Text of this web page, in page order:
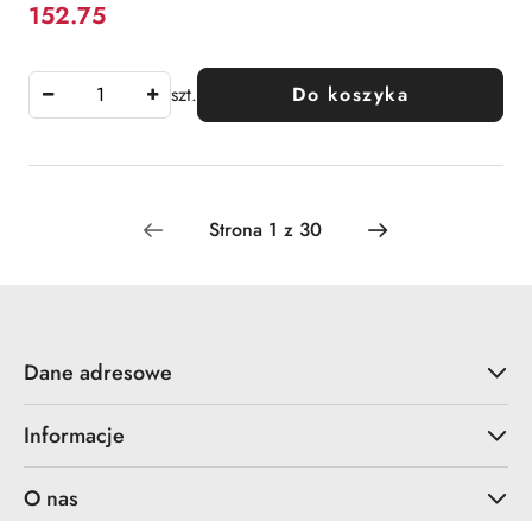
Cena:
152.75
szt. Do koszyka
Dane adresowe
Informacje
O nas